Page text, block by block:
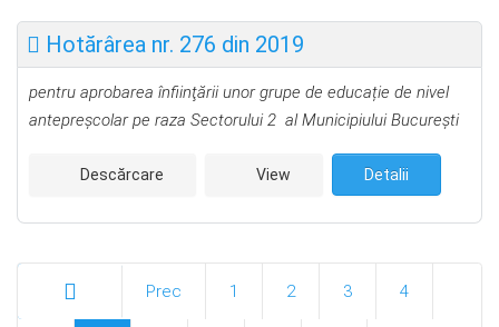
Hotărârea nr. 276 din 2019
pentru aprobarea înfiinţării unor grupe de educație de nivel
antepreșcolar pe raza Sectorului 2 al Municipiului Bucureşti
Descărcare View Detalii
Prec 1 2 3 4